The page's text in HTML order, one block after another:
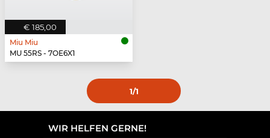
€ 185,00
Miu Miu
MU 55RS - 7OE6X1
1/1
WIR HELFEN GERNE!